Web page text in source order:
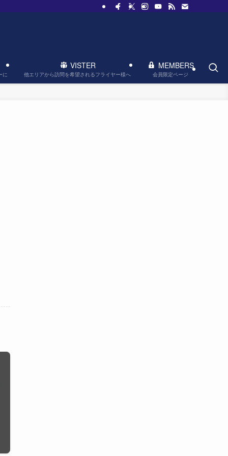
に
VISTER
他エリアから訪問を希望されるフライヤー様へ
MEMBERS
会員限定ページ